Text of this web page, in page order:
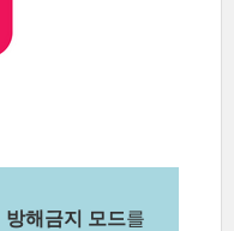
방해금지 모드를